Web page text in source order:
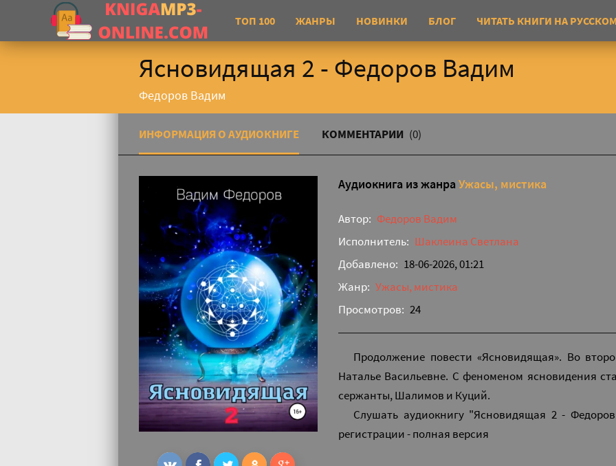
ТОП 100 ЖАНРЫ НОВИНКИ БЛОГ ЧИТАТЬ КНИГИ НА
Ясновидящая 2 - Федоров Вадим
Федоров Вадим
ИНФОРМАЦИЯ О АУДИОКНИГЕ КОММЕНТАРИИ (0)
Аудиокнига из жанра Ужасы, мистика
Автор: Федоров Вадим
Исполнитель: Шаклеина Светлана
Добавлено: 18-06-2026, 01:21
Жанр: Ужасы, мистика
Просмотров: 24
Продолжение повести «Ясновидящая». Во
Наталье Васильевне. С феноменом ясновидения
сержанты, Шалимов и Куций.
Слушать аудиокнигу "Ясновидящая 2 -
регистрации - полная версия